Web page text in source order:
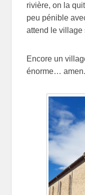
rivière, on la
peu pénible
attend le village
Encore un
énorme… amen.